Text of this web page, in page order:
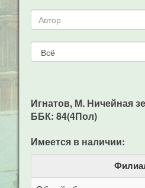
Игнатов, М. Ничейная
ББК: 84(4Пол)
Имеется в наличии: